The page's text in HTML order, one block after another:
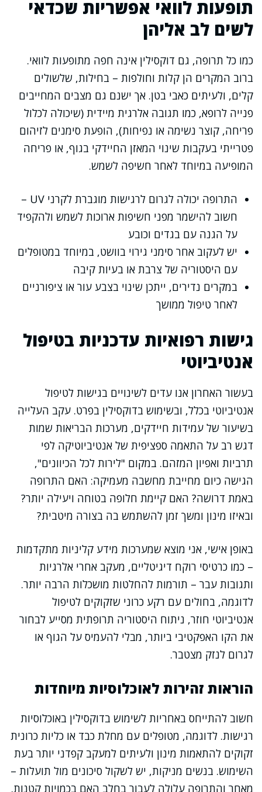
תופעות לוואי אפשריות שכדאי
לשים לב אליהן
כמו כל תרופה, גם דוקסילין אינה חפה מתופעות לוואי.
ברוב המקרים הן קלות וחולפות – בחילות, שלשולים
קלים, ולעיתים כאבי בטן. אך ישנם גם מצבים המחייבים
פנייה לרופא, כמו תגובה אלרגית מיידית (שיכולה לכלול
פריחה, קוצר נשימה או נפיחות), הופעת סימנים לזיהום
פטרייתי בעקבות שינוי המאזן החיידקי בגוף, או פריחה
המופיעה במיוחד לאחר חשיפה לשמש.
התרופה יכולה לגרום לרגישות מוגברת לקרני UV –
חשוב להישמר מפני חשיפות ארוכות לשמש ולהקפיד
על הגנה עם בגדים וכובע
יש לעקוב אחר סימני גירוי בוושט, במיוחד במטופלים
עם היסטוריה של צרבת או בעיות קיבה
במקרים נדירים, ייתכן שינוי בצבע עור או ציפורניים
לאחר טיפול ממושך
גישות רפואיות עדכניות בטיפול
אנטיביוטי
בעשור האחרון אנו עדים לשינויים בגישות לטיפול
אנטיביוטי בכלל, ובשימוש בדוקסילין בפרט. עקב העלייה
בשיעור של עמידות חיידקים, מערכות הבריאות שמות
דגש רב על התאמה ספציפית של אנטיביוטיקה לפי
תרביות ואפיון המזהם. במקום "לירות לכל הכיוונים",
הגישה כיום מחייבת מחשבה מעמיקה: האם התרופה
באמת דרושה? האם קיימת חלופה בטוחה ויעילה יותר?
ובאיזו מינון ומשך זמן להשתמש בה בצורה מיטבית?
באופן אישי, אני מוצא שמערכות מידע קליניות מתקדמות
– כמו כרטיסי רוקח דיגיטליים, מעקב אחרי אלרגיות
ותגובות עבר – תורמות להחלטות מושכלות הרבה יותר.
לדוגמה, בחולים עם רקע כרוני שזקוקים לטיפול
אנטיביוטי חוזר, ניתוח היסטוריה תרופתית מסייע לבחור
את הקו האפקטיבי ביותר, מבלי להעמיס על הגוף או
לגרום לנזק מצטבר.
הוראות זהירות לאוכלוסיות מיוחדות
חשוב להתייחס באחריות לשימוש בדוקסילין באוכלוסיות
רגישות. לדוגמה, מטופלים עם מחלת כבד או כליות כרונית
זקוקים להתאמות מינון ולעיתים למעקב קפדני יותר בעת
השימוש. בנשים מניקות, יש לשקול סיכונים מול תועלות –
מאחר והתרופה עלולה לעבור בחלב האם בכמויות קטנות.